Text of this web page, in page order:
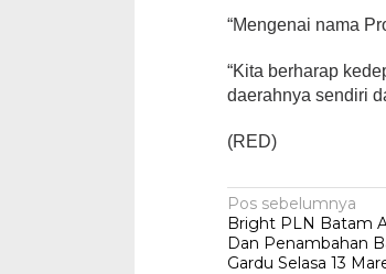
“Mengenai nama
“Kita berharap
daerahnya sendiri
(RED)
Navigasi
pos
Pos sebelumnya
Bright PLN Batam
Dan Penambahan
Gardu Selasa 13